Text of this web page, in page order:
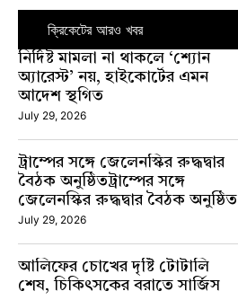
ক্রিকেটের আরও খবর
নির্দিষ্ট মামলা না থাকলে ‘শ্যোন
অ্যারেস্ট’ নয়, হাইকোর্টের এমন
আদেশ স্থগিত
July 29, 2026
ট্রাম্পের সঙ্গে জেলেনস্কির রুদ্ধদ্বার
বৈঠক অনুষ্ঠিতট্রাম্পের সঙ্গে
জেলেনস্কির রুদ্ধদ্বার বৈঠক অনুষ্ঠিত
July 29, 2026
আলিফের চোখের দৃষ্টি টোটালি
শেষ, চিকিৎসকের বরাতে সার্জিস